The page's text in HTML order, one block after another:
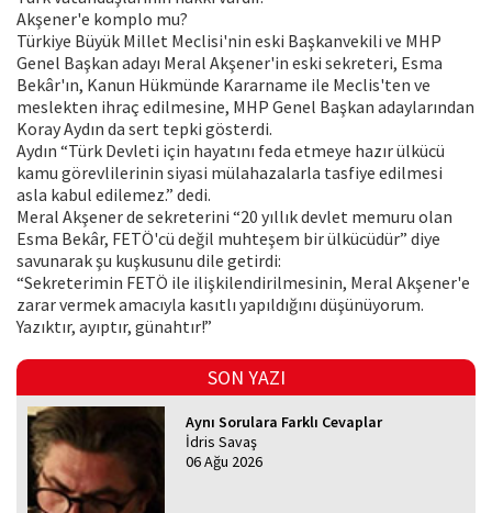
Akşener'e komplo mu?
Türkiye Büyük Millet Meclisi'nin eski Başkanvekili ve MHP
Genel Başkan adayı Meral Akşener'in eski sekreteri, Esma
Bekâr'ın, Kanun Hükmünde Kararname ile Meclis'ten ve
meslekten ihraç edilmesine, MHP Genel Başkan adaylarından
Koray Aydın da sert tepki gösterdi.
Aydın “Türk Devleti için hayatını feda etmeye hazır ülkücü
kamu görevlilerinin siyasi mülahazalarla tasfiye edilmesi
asla kabul edilemez.” dedi.
Meral Akşener de sekreterini “20 yıllık devlet memuru olan
Esma Bekâr, FETÖ'cü değil muhteşem bir ülkücüdür” diye
savunarak şu kuşkusunu dile getirdi:
“Sekreterimin FETÖ ile ilişkilendirilmesinin, Meral Akşener'e
zarar vermek amacıyla kasıtlı yapıldığını düşünüyorum.
Yazıktır, ayıptır, günahtır!”
SON YAZI
Aynı Sorulara Farklı Cevaplar
İdris Savaş
06 Ağu 2026